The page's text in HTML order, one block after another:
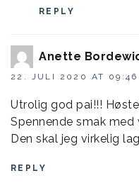
REPLY
Anette
22. JULI 2020 AT 09:46
Utrolig god pai!!!
Spennende smak
Den skal jeg virkelig
REPLY